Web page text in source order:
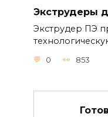
Экструдеры
Экструдер ПЭ
0 853